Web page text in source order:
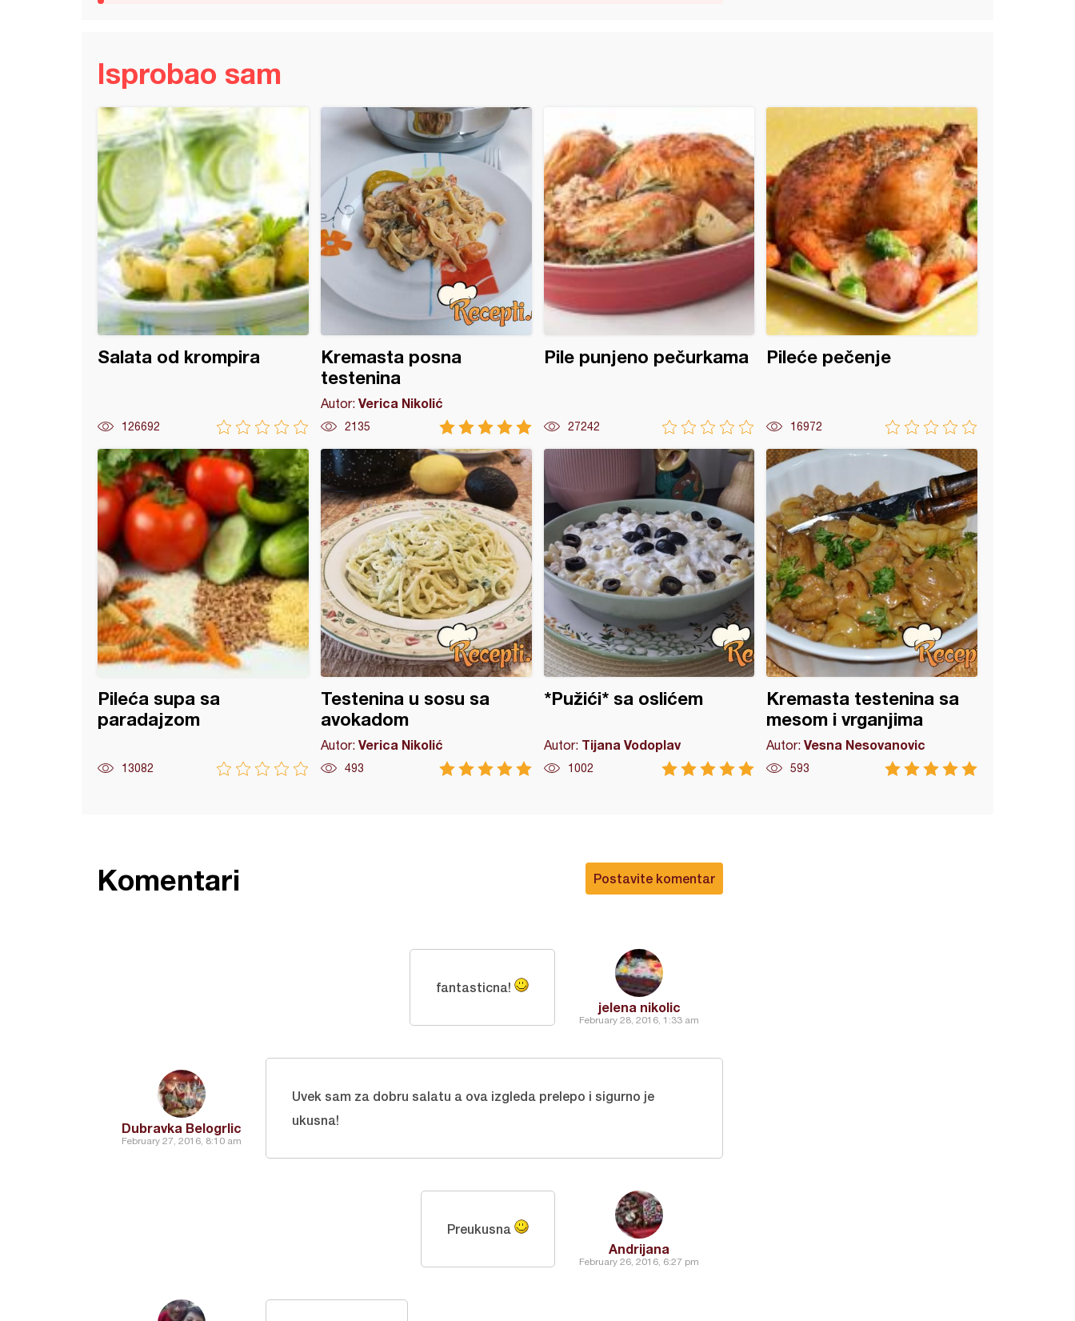
Isprobao sam
Salata od krompira
126692
Kremasta posna
testenina
Autor: Verica Nikolić
2135
Pile punjeno pečurkama
27242
Pileće pečenje
16972
Pileća supa sa
paradajzom
13082
Testenina u sosu sa
avokadom
Autor: Verica Nikolić
493
*Pužići* sa oslićem
Autor: Tijana Vodoplav
1002
Kremasta testenina sa
mesom i vrganjima
Autor:Vesna Nesovanovic
593
testenina sa mesom i vrganjima
Postavite komentar
Komentari
jelena nikolic
February 28, 2016, 1:33 am
fantasticna!
Dubravka Belogrlic
February 27, 2016, 8:10 am
Uvek sam za dobru salatu a ova izgleda prelepo i sigurno je
ukusna!
Andrijana
February 26, 2016, 6:27 pm
Preukusna